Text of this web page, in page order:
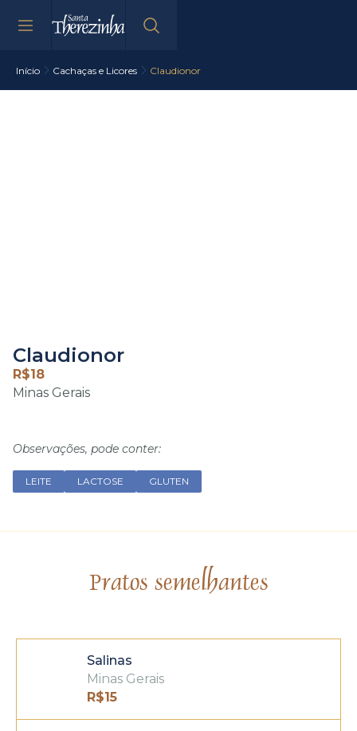
Início Cachaças e Licores Claudionor
Claudionor
R$18
Minas Gerais
Observações, pode conter:
LEITE LACTOSE GLUTEN
Pratos semelhantes
Salinas
Minas Gerais
R$15